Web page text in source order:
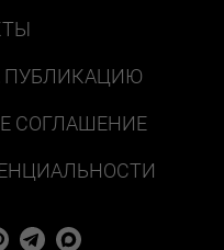
ПУБЛИКАЦИЮ
СОГЛАШЕНИЕ